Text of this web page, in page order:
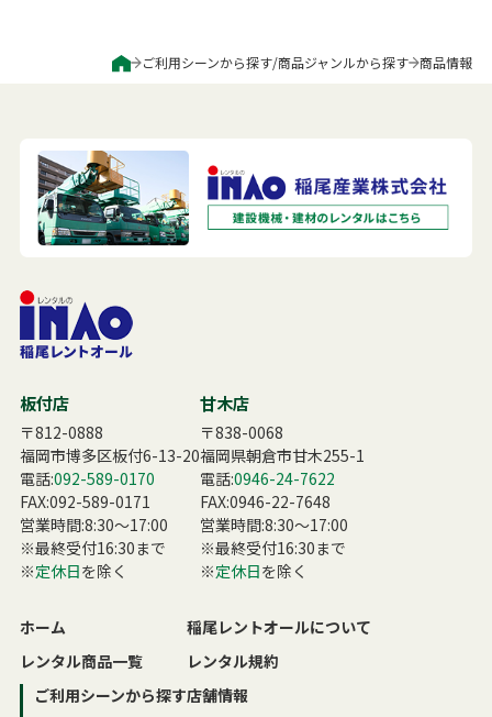
ご利用シーンから探す/商品ジャンルから探す 商品情報
板付店
〒812-0888
福岡市博多区板付6-13-20
電話:092-589-0170
FAX:092-589-0171
営業時間:8:30〜17:00
※最終受付16:30まで
※定休日を除く
甘木店
〒838-0068
福岡県朝倉市甘木255-1
電話:0946-24-7622
FAX:0946-22-7648
営業時間:8:30〜17:00
※最終受付16:30まで
※定休日を除く
ホーム
レンタル商品一覧
ご利用シーンから探す
稲尾レントオールについて
レンタル規約
店舗情報